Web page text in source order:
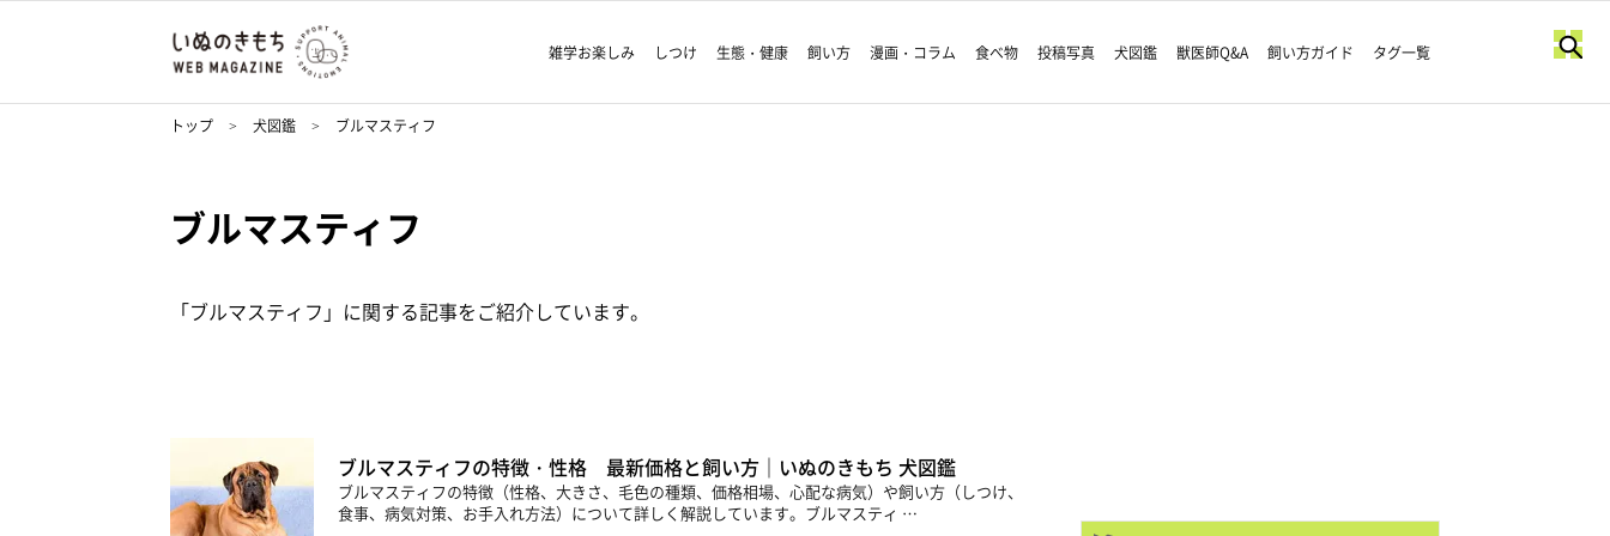
雑学お楽しみ しつけ 生態・健康 飼い方 漫画・コラム 食べ物 投稿写真 犬図鑑 獣医師Q&A 飼い方ガイド タグ一覧
トップ 犬図鑑 ブルマスティフ
ブルマスティフ
「ブルマスティフ」に関する記事をご紹介しています。
ブルマスティフの特徴・性格 最新価格と飼い方｜いぬのきもち 犬図鑑
ブルマスティフの特徴（性格、大きさ、毛色の種類、価格相場、心配な病気）や飼い方（しつけ、
食事、病気対策、お手入れ方法）について詳しく解説しています。ブルマスティ …